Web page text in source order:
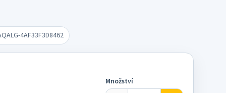
4AF33F3D8462
Množství